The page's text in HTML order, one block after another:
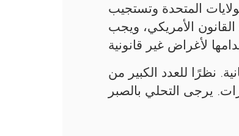
المتحدة وتستجيب
القانون الأمريكي، ويجب
نظرًا للعدد الكبير من